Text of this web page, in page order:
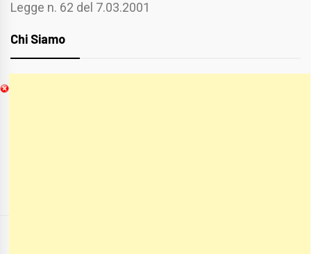
Legge n. 62 del 7.03.2001
Chi Siamo